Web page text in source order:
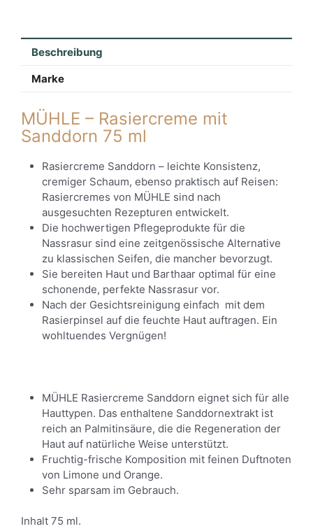
Beschreibung
Marke
MÜHLE – Rasiercreme mit
Sanddorn 75 ml
Rasiercreme Sanddorn – leichte Konsistenz,
cremiger Schaum, ebenso praktisch auf Reisen:
Rasiercremes von MÜHLE sind nach
ausgesuchten Rezepturen entwickelt.
Die hochwertigen Pflegeprodukte für die
Nassrasur sind eine zeitgenössische Alternative
zu klassischen Seifen, die mancher bevorzugt.
Sie bereiten Haut und Barthaar optimal für eine
schonende, perfekte Nassrasur vor.
Nach der Gesichtsreinigung einfach mit dem
Rasierpinsel auf die feuchte Haut auftragen. Ein
wohltuendes Vergnügen!
MÜHLE Rasiercreme Sanddorn eignet sich für alle
Hauttypen. Das enthaltene Sanddornextrakt ist
reich an Palmitinsäure, die die Regeneration der
Haut auf natürliche Weise unterstützt.
Fruchtig-frische Komposition mit feinen Duftnoten
von Limone und Orange.
Sehr sparsam im Gebrauch.
Inhalt 75 ml.